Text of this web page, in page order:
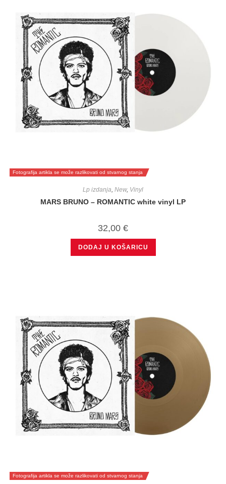
Fotografija artikla se može razlikovati od stvarnog stanja
Lp izdanja, New, Vinyl
MARS BRUNO – ROMANTIC white vinyl LP
32,00 €
DODAJ U KOŠARICU
Fotografija artikla se može razlikovati od stvarnog stanja